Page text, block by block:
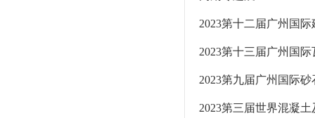
2023第十二届广州国
2023第十三届广州国
2023第九届广州国际
2023第三届世界混凝